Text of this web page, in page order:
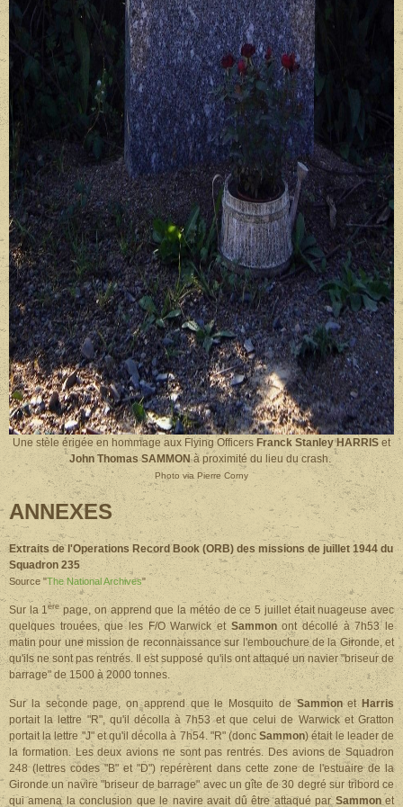
Une stèle érigée en hommage aux Flying Officers Franck Stanley HARRIS et
John Thomas SAMMONà proximité du lieu du crash.
Photo via Pierre Corny
ANNEXES
Extraits de l'Operations Record Book (ORB) des missions de juillet 1944 du
Squadron 235
Source "The National Archives"
Sur la 1ère page, on apprend que la météo de ce 5 juillet était nuageuse avec
quelques trouées, que les F/O Warwick et Sammonont décollé à 7h53 le
matin pour une mission de reconnaissance sur l'embouchure de la Gironde, et
qu'ils ne sont pas rentrés. Il est supposé qu'ils ont attaqué un navier "briseur de
barrage" de 1500 à 2000 tonnes.
Sur la seconde page, on apprend que le Mosquito deSammonet Harris
portait la lettre "R", qu'il décolla à 7h53 et que celui de Warwick et Gratton
portait la lettre "J" et qu'il décolla à 7h54. "R" (doncSammon) était le leader de
la formation. Les deux avions ne sont pas rentrés. Des avions de Squadron
248 (lettres codes "B" et "D") repérèrent dans cette zone de l'estuaire de la
Gironde un navire "briseur de barrage" avec un gîte de 30 degré sur tribord ce
qui amena la conclusion que le navire avait dû être attaqué parSammonet